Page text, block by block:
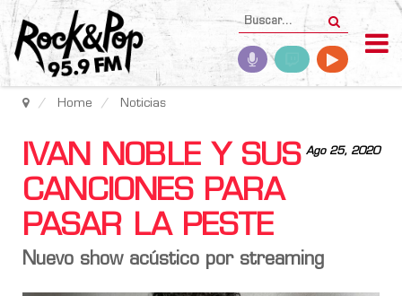
Home Noticias
Ago 25, 2020
IVAN NOBLE Y SUS
CANCIONES PARA
PASAR LA PESTE
Nuevo show acústico por streaming